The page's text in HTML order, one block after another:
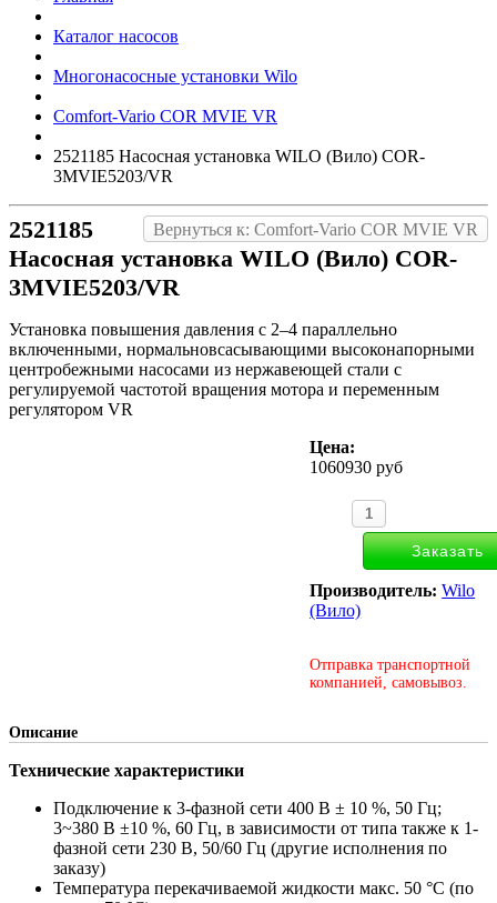
Каталог насосов
Многонасосные установки Wilo
Comfort-Vario COR MVIE VR
2521185 Насосная установка WILO (Вило) COR-
3MVIE5203/VR
Вернуться к: Comfort-Vario COR MVIE VR
2521185
Насосная установка WILO (Вило) COR-
3MVIE5203/VR
Установка повышения давления с 2–4 параллельно
включенными, нормальновсасывающими высоконапорными
центробежными насосами из нержавеющей стали с
регулируемой частотой вращения мотора и переменным
регулятором VR
Цена:
1060930 руб
Производитель:Wilo
(Вило)
Отправка транспортной
компанией, самовывоз.
Описание
Технические характеристики
Подключение к 3-фазной сети 400 В ± 10 %, 50 Гц;
3~380 В ±10 %, 60 Гц, в зависимости от типа также к 1-
фазной сети 230 В, 50/60 Гц (другие исполнения по
заказу)
Температура перекачиваемой жидкости макс. 50 °C (по